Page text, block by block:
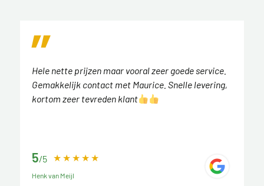
Hele nette prijzen maar vooral zeer goede service.
Gemakkelijk contact met Maurice. Snelle levering,
kortom zeer tevreden klant
5/5
Henk van Meijl